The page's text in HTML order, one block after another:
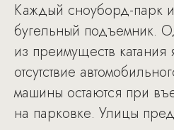
Каждый сноуборд-парк
бугельный подъемник.
из преимуществ катания
отсутствие
машины остаются при
на парковке. Улицы